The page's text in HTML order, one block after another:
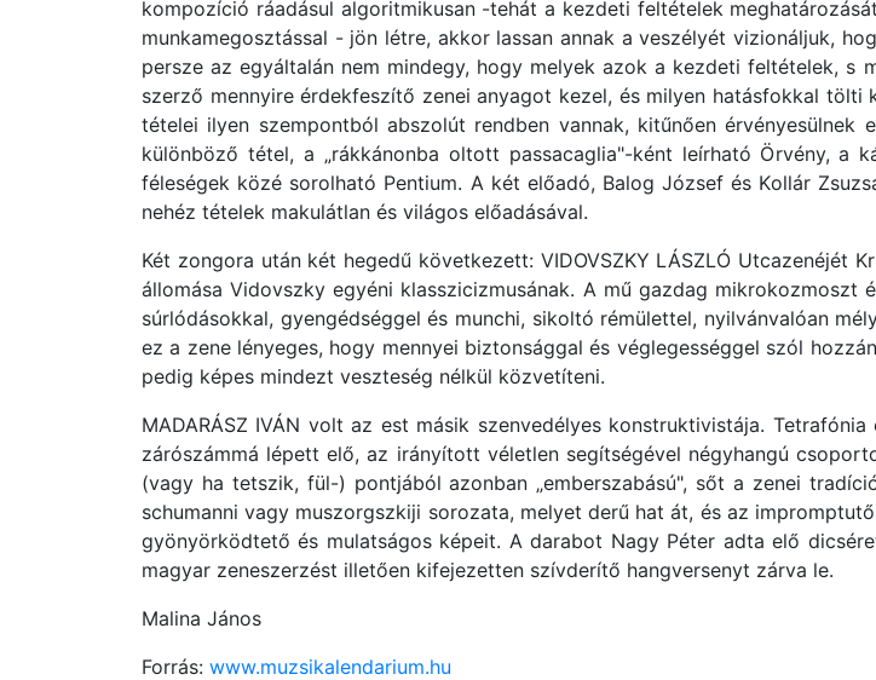
kompozíció ráadásul algoritmikusan -tehát a kezdeti feltételek
munkamegosztással - jön létre, akkor lassan annak a veszélyét vizionáljuk,
persze az egyáltalán nem mindegy, hogy melyek azok a kezdeti feltételek, s
szerző mennyire érdekfeszítő zenei anyagot kezel, és milyen hatásfokkal
tételei ilyen szempontból abszolút rendben vannak, kitűnően
különböző tétel, a „rákkánonba oltott passacaglia"-ként leírható Örvény, a
féleségek közé sorolható Pentium. A két előadó, Balog József és Kollár
nehéz tételek makulátlan és világos előadásával.
Két zongora után két hegedű következett: VIDOVSZKY LÁSZLÓ Utcazenéjét
állomása Vidovszky egyéni klasszicizmusának. A mű gazdag
súrlódásokkal, gyengédséggel és munchi, sikoltó rémülettel, nyilvánvalóan
ez a zene lényeges, hogy mennyei biztonsággal és véglegességgel szól
pedig képes mindezt veszteség nélkül közvetíteni.
MADARÁSZ IVÁN volt az est másik szenvedélyes konstruktivistája.
zárószámmá lépett elő, az irányított véletlen segítségével négyhangú
(vagy ha tetszik, fül-) pontjából azonban „emberszabású", sőt a zenei
schumanni vagy muszorgszkiji sorozata, melyet derű hat át, és az
gyönyörködtető és mulatságos képeit. A darabot Nagy Péter adta elő
magyar zeneszerzést illetően kifejezetten szívderítő hangversenyt zárva le.
Malina János
Forrás: www.muzsikalendarium.hu